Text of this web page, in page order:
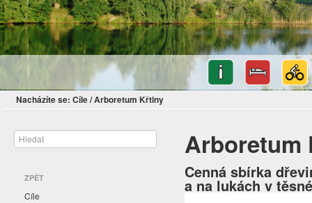
Nacházíte se: Cíle/Arboretum Křtiny
ZPĚT
Cíle
Arboretum
Cenná sbírka
a na lukách v